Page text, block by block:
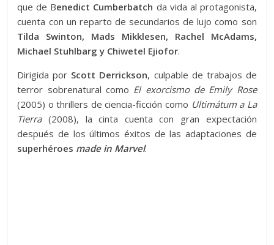
que de Benedict Cumberbatch da vida al protagonista,
cuenta con un reparto de secundarios de lujo como son
Tilda Swinton, Mads Mikklesen, Rachel McAdams,
Michael Stuhlbarg y Chiwetel Ejiofor.
Dirigida por Scott Derrickson, culpable de trabajos de
terror sobrenatural como El exorcismo de Emily Rose
(2005) o thrillers de ciencia-ficción como Ultimátum a La
Tierra(2008), la cinta cuenta con gran expectación
después de los últimos éxitos de las adaptaciones de
superhéroes made in Marvel.